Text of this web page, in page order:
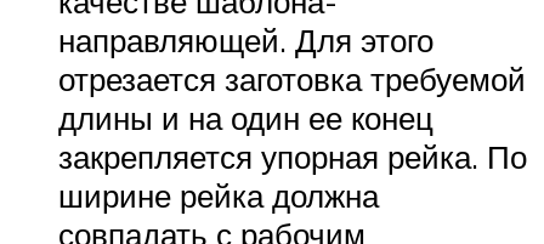
направляющей. Для этого
отрезается заготовка требуемой
длины и на один ее конец
закрепляется упорная рейка. По
ширине рейка должна
совпадать с рабочим